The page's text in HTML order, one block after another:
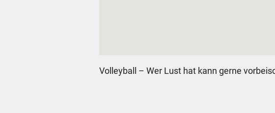
Volleyball – Wer Lust hat kann gerne